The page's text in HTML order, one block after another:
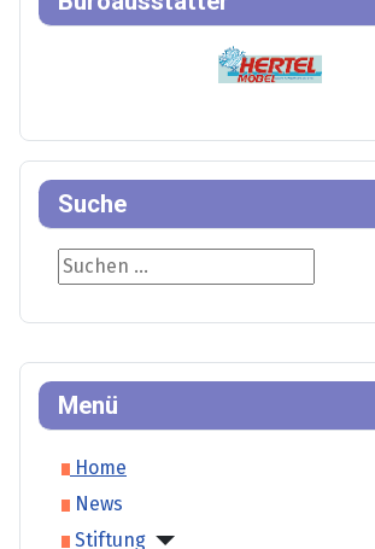
Menü
Home
News
Stiftung
Suche
Suche